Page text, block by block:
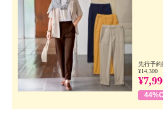
先行予
¥14,300